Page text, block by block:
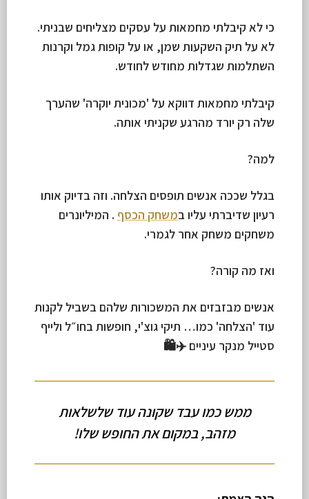
כי לא קיבלתי מחמאות על עסקים מצליחים שבניתי.
לא על תיק השקעות שמן, או על קופות גמל וקרנות
השתלמות שגדלות מחודש לחודש.
קיבלתי מחמאות דווקא על 'מכונית יוקרה' שהערך
שלה רק יורד מהרגע שקניתי אותה.
למה?
בגלל שככה אנשים תופסים הצלחה. וזה בדיוק אותו
רעיון שדיברתי עליו במשחק הכסף . המיליונרים
משחקים משחק אחר לגמרי.
ואז מה קורה?
אנשים מבזבזים את המשכורות שלהם בשביל לקנות
עוד 'הצלחה' כמו… תיקי גוצ'י, חופשות בחו״ל ולייף
סטייל מנקר עיניים ✈️🛍
ממש כמו עבד שקונה עוד שלשלאות
מזהב, במקום את החופש שלו!